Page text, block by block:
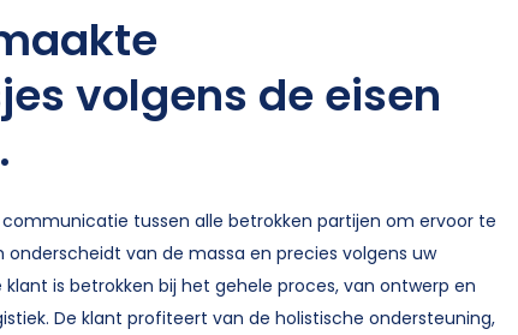
volgens de eisen
tussen alle betrokken partijen om ervoor te
onderscheidt van de massa en precies volgens uw
is betrokken bij het gehele proces, van ontwerp en
De klant profiteert van de holistische ondersteuning,